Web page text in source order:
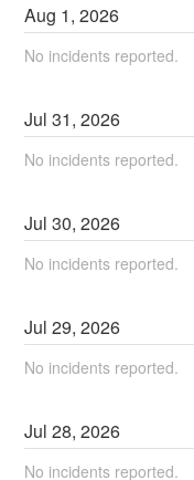
Aug 1,2026
No incidents reported.
Jul31,2026
No incidents reported.
Jul30,2026
No incidents reported.
Jul29,2026
No incidents reported.
Jul28,2026
No incidents reported.